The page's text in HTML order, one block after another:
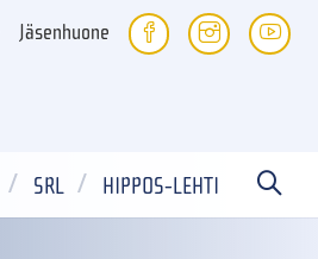
Jäsenhuone
SRL HIPPOS-LEHTI